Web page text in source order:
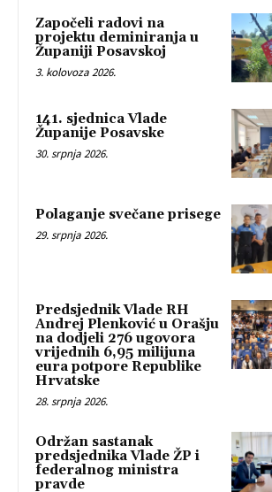
Započeli radovi na
projektu deminiranja u
Županiji Posavskoj
3. kolovoza 2026.
141. sjednica Vlade
Županije Posavske
30. srpnja 2026.
Polaganje svečane prisege
29. srpnja 2026.
Predsjednik Vlade RH
Andrej Plenković u Orašju
na dodjeli 276 ugovora
vrijednih 6,95 milijuna
eura potpore Republike
Hrvatske
28. srpnja 2026.
Održan sastanak
predsjednika Vlade ŽP i
federalnog ministra
pravde